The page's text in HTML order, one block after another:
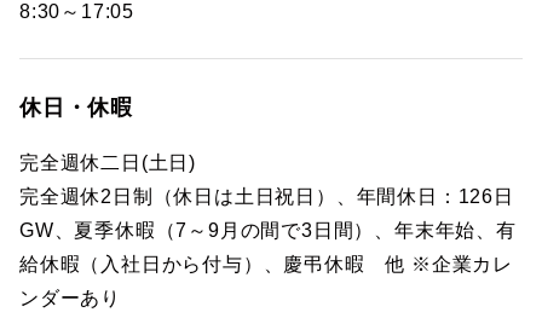
8:30～17:05
休日・休暇
完全週休二日(土日)
完全週休2日制（休日は土日祝日）、年間休日：126日
GW、夏季休暇（7～9月の間で3日間）、年末年始、有
給休暇（入社日から付与）、慶弔休暇 他 ※企業カレ
ンダーあり